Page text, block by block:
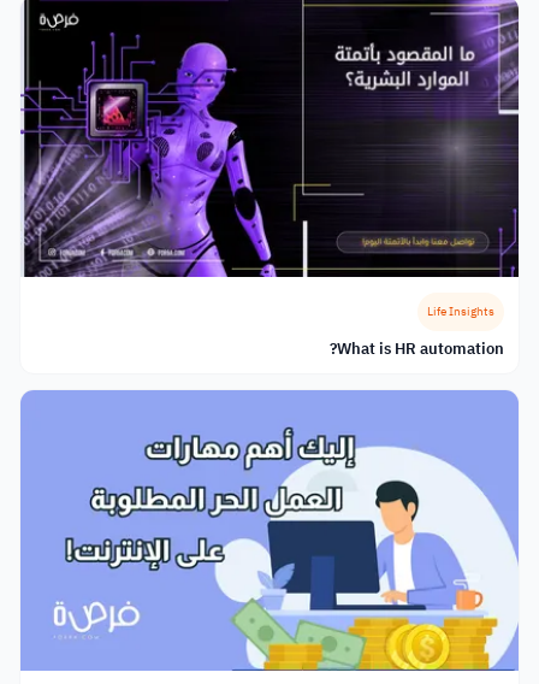
Life Insights
What is HR automation?